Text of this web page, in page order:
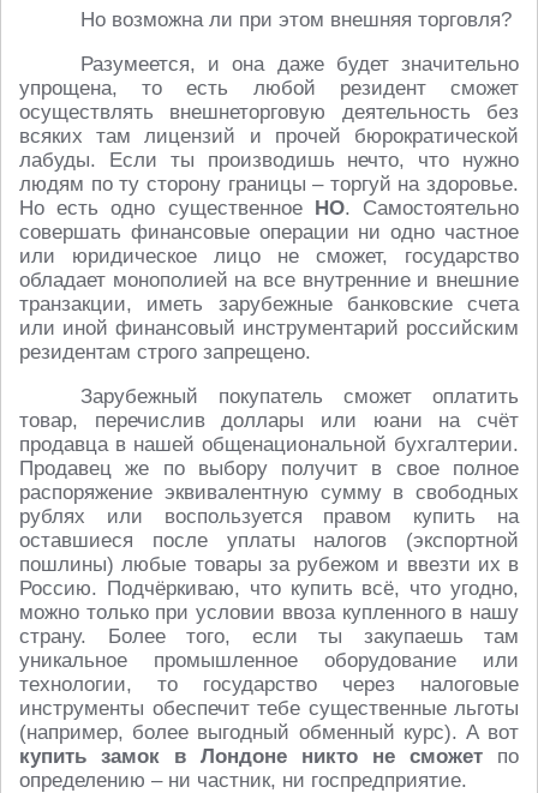
Но возможна ли при этом внешняя торговля?
Разумеется, и она даже будет значительно
упрощена, то есть любой резидент сможет
осуществлять внешнеторговую деятельность без
всяких там лицензий и прочей бюрократической
лабуды. Если ты производишь нечто, что нужно
людям по ту сторону границы – торгуй на здоровье.
Но есть одно существенное НО. Самостоятельно
совершать финансовые операции ни одно частное
или юридическое лицо не сможет, государство
обладает монополией на все внутренние и внешние
транзакции, иметь зарубежные банковские счета
или иной финансовый инструментарий российским
резидентам строго запрещено.
Зарубежный покупатель сможет оплатить
товар, перечислив доллары или юани на счёт
продавца в нашей общенациональной бухгалтерии.
Продавец же по выбору получит в свое полное
распоряжение эквивалентную сумму в свободных
рублях или воспользуется правом купить на
оставшиеся после уплаты налогов (экспортной
пошлины) любые товары за рубежом и ввезти их в
Россию. Подчёркиваю, что купить всё, что угодно,
можно только при условии ввоза купленного в нашу
страну. Более того, если ты закупаешь там
уникальное промышленное оборудование или
технологии, то государство через налоговые
инструменты обеспечит тебе существенные льготы
(например, более выгодный обменный курс). А вот
купить замок в Лондоне никто не сможет по
определению – ни частник, ни госпредприятие.